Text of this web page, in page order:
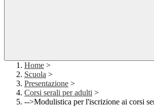
Home >
Scuola >
Presentazione >
Corsi serali per adulti >
-->Modulistica per l'iscrizione ai corsi